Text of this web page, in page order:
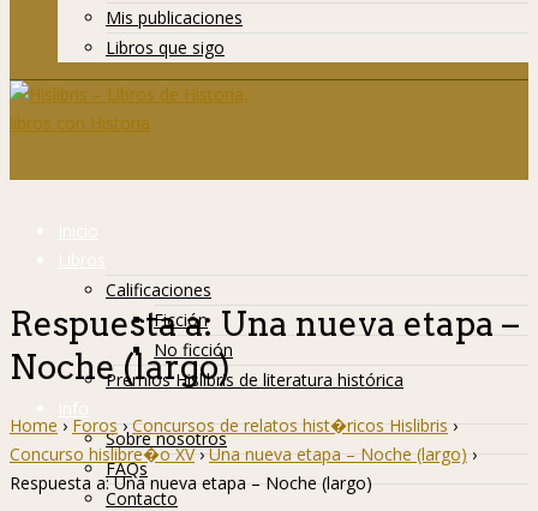
Mis publicaciones
Libros que sigo
Inicio
Libros
Calificaciones
Ficción
No ficción
Premios Hislibris de literatura histórica
Info
Sobre nosotros
FAQs
Contacto
Respuesta a: Una nueva etapa –
Noche (largo)
Home › Foros › Concursos de relatos hist�ricos Hislibris ›
Concurso hislibre�o XV › Una nueva etapa – Noche (largo) ›
Respuesta a: Una nueva etapa – Noche (largo)